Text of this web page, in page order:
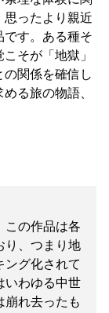
思ったより親近
です。ある種そ
そが「地獄」
関係を確信し
る旅の物語、
この作品は各
り、つまり地
ング化されて
いわゆる中世
崩れ去ったも